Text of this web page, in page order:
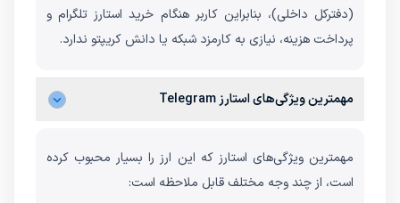
(دفترکل داخلی)، بنابراین کاربر هنگام خرید استارز تلگرام و
پرداخت هزینه، نیازی به کارمزد شبکه یا دانش کریپتو ندارد.
مهمترین ویژگی‌های استارز Telegram
مهمترین ویژگی‌های استارز که این ارز را بسیار محبوب کرده
است، از چند وجه مختلف قابل ملاحظه است: